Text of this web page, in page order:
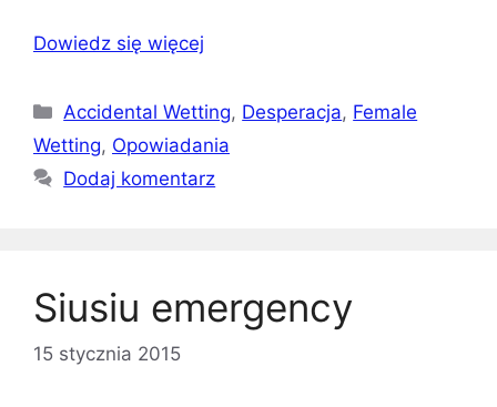
Dowiedz się więcej
Kategorie
Accidental Wetting, Desperacja, Female
Wetting, Opowiadania
Dodaj komentarz
Siusiu emergency
15 stycznia 2015